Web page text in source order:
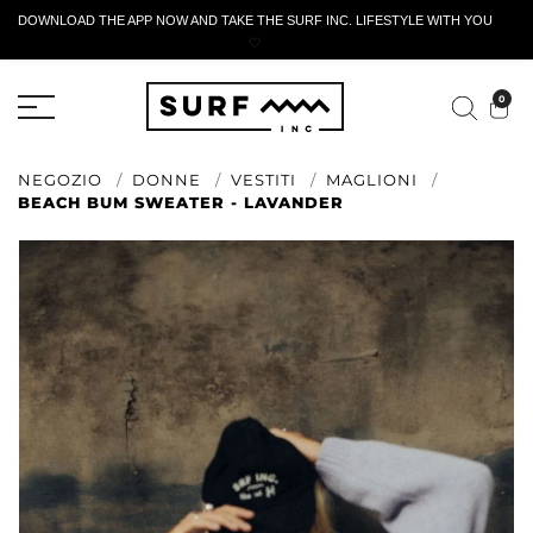
DOWNLOAD THE APP NOW AND TAKE THE SURF INC. LIFESTYLE WITH YOU
🤍
0
NEGOZIO DONNE VESTITI
MAGLIONI
BEACH BUM SWEATER - LAVANDER
MODULO DI RESTITUZIONE ATTIVO